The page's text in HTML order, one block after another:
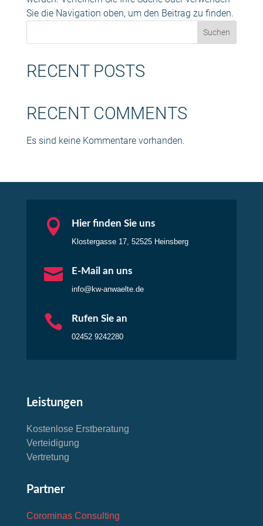
Sie die Navigation oben, um den Beitrag zu finden.
Suchen
RECENT POSTS
RECENT COMMENTS
Es sind keine Kommentare vorhanden.
 Hier finden Sie uns
Klostergasse 17, 52525 Heinsberg
 E-Mail an uns
info@kw-anwaelte.de
 Rufen Sie an
02452 9242280
Leistungen
Kostenlose Erstberatung
Verteidigung
Vertretung
Partner
Corominas Consulting